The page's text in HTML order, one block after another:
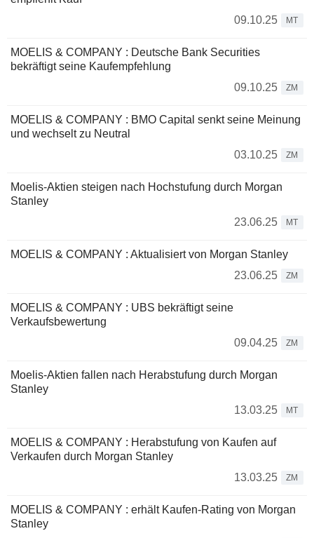
09.10.25
MT
MOELIS & COMPANY : Deutsche Bank Securities
bekräftigt seine Kaufempfehlung
09.10.25
ZM
MOELIS & COMPANY : BMO Capital senkt seine Meinung
und wechselt zu Neutral
03.10.25
ZM
Moelis-Aktien steigen nach Hochstufung durch Morgan
Stanley
23.06.25
MT
MOELIS & COMPANY : Aktualisiert von Morgan Stanley
23.06.25
ZM
MOELIS & COMPANY : UBS bekräftigt seine
Verkaufsbewertung
09.04.25
ZM
Moelis-Aktien fallen nach Herabstufung durch Morgan
Stanley
13.03.25
MT
MOELIS & COMPANY : Herabstufung von Kaufen auf
Verkaufen durch Morgan Stanley
13.03.25
ZM
MOELIS & COMPANY : erhält Kaufen-Rating von Morgan
Stanley